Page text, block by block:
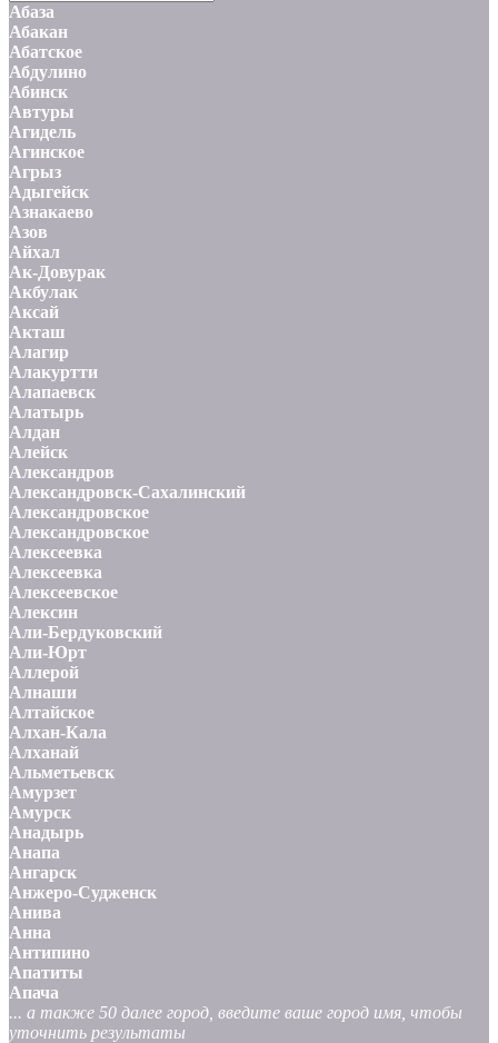
Абаза
Абакан
Абатское
Абдулино
Абинск
Автуры
Агидель
Агинское
Агрыз
Адыгейск
Азнакаево
Азов
Айхал
Ак-Довурак
Акбулак
Аксай
Акташ
Алагир
Алакуртти
Алапаевск
Алатырь
Алдан
Алейск
Александров
Александровск-Сахалинский
Александровское
Александровское
Алексеевка
Алексеевка
Алексеевское
Алексин
Али-Бердуковский
Али-Юрт
Аллерой
Алнаши
Алтайское
Алхан-Кала
Алханай
Альметьевск
Амурзет
Амурск
Анадырь
Анапа
Ангарск
Анжеро-Судженск
Анива
Анна
Антипино
Апатиты
Апача
... а также 50 далее город, введите ваше город имя, чтобы
уточнить результаты